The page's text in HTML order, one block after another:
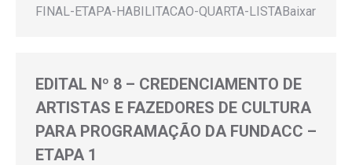
FINAL-ETAPA-HABILITACAO-QUARTA-LISTABaixar
EDITAL Nº 8 – CREDENCIAMENTO DE
ARTISTAS E FAZEDORES DE CULTURA
PARA PROGRAMAÇÃO DA FUNDACC –
ETAPA 1